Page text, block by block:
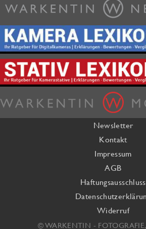
Newsletter
Kontakt
Impressum
AGB
Haftungsausschluss
Widerruf
© WARKENTIN -